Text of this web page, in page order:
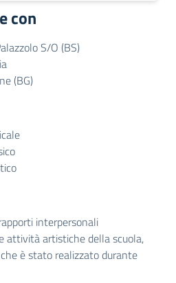
con
S/O (BS)
(BG)
interpersonali
attività artistiche della scuola,
è stato realizzato durante